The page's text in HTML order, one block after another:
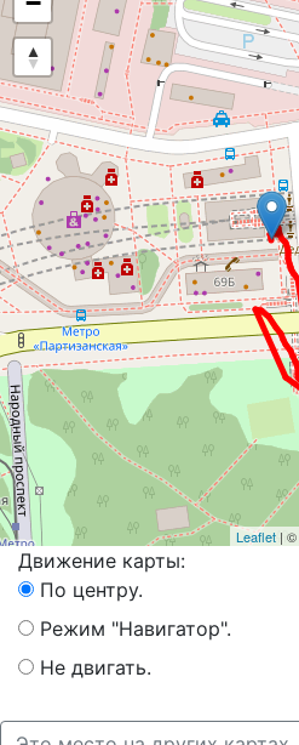
Leaflet | ©
Движение карты:
По центру.
Режим "Навигатор".
Не двигать.